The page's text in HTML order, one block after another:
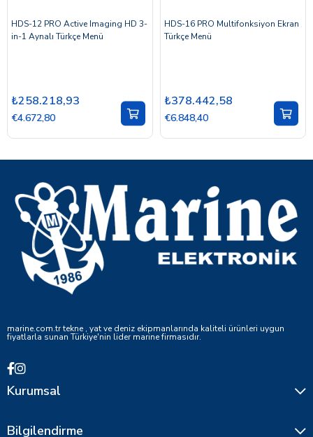
HDS-12 PRO Active Imaging HD 3-
in-1 Aynalı Türkçe Menü
₺258.218,93
€4.672,80
HDS-16 PRO Multifonksiyon Ekran
Türkçe Menü
₺378.442,58
€6.848,40
marine.com.tr tekne , yat ve deniz ekipmanlarında kaliteli ürünleri uygun
fiyatlarla sunan Türkiye'nin lider marine firmasıdır.
Kurumsal
Bilgilendirme